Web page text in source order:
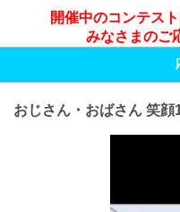
開催中のコンテス
みなさまのご
おじさん・おばさん 笑顔